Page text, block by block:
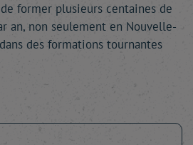
former plusieurs centaines de
an, non seulement en Nouvelle-
des formations tournantes